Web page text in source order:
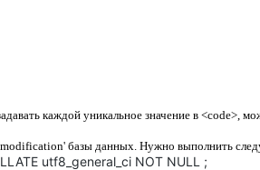
каждой уникальное значение в <code>,
базы данных. Нужно выполнить
utf8_general_ci NOT NULL ;